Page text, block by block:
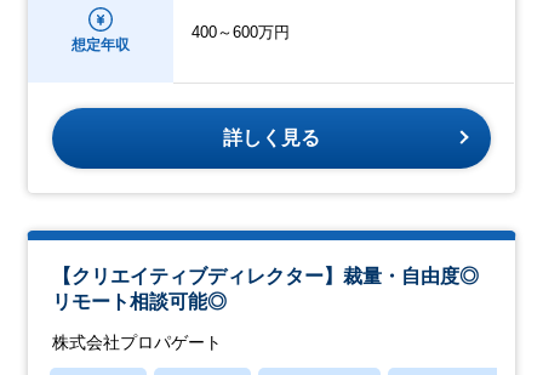
想定年収
400～600万円
詳しく見る
【クリエイティブディレクター】裁量・自由度◎
リモート相談可能◎
株式会社プロパゲート